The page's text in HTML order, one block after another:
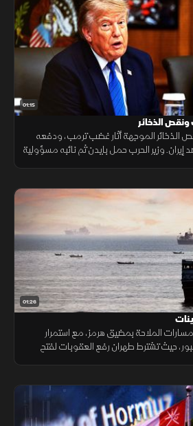
01:15
ونقص الذخائر
الذخائر الموجهة أثار غضب ترمب، ودفعه
وزير الحرب حمل بايدن ثم نائبه مسؤولية
01:26
الملاحة بمضيق هرمز، مع استمرار
حيث تشترط طهران رفع العقوبات لفتح